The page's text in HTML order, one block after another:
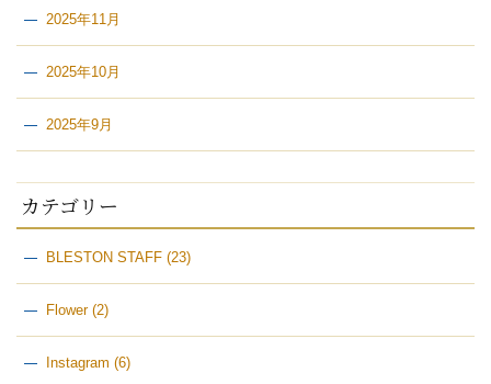
2025年11月
2025年10月
2025年9月
カテゴリー
BLESTON STAFF(23)
Flower(2)
Instagram (6)